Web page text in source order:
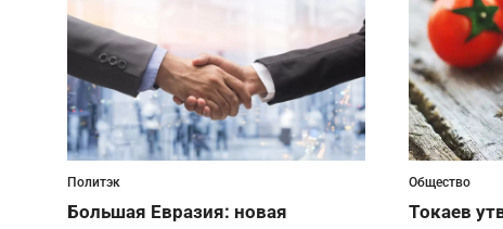
Политэк
Большая Евразия: новая
Общество
Токаев